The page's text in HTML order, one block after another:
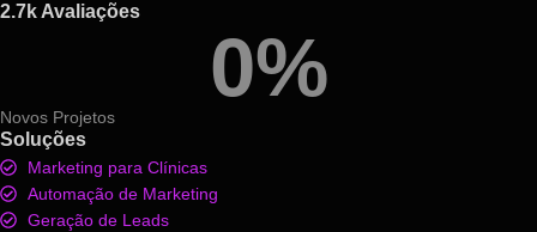
2.7k Avaliações
0%
Novos Projetos
Soluções
Marketing para Clínicas
Automação de Marketing
Geração de Leads